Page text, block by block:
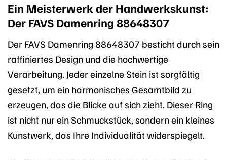
Ein Meisterwerk der Handwerkskunst:
Der FAVS Damenring 88648307
Der FAVS Damenring 88648307 besticht durch sein
raffiniertes Design und die hochwertige
Verarbeitung. Jeder einzelne Stein ist sorgfältig
gesetzt, um ein harmonisches Gesamtbild zu
erzeugen, das die Blicke auf sich zieht. Dieser Ring
ist nicht nur ein Schmuckstück, sondern ein kleines
Kunstwerk, das Ihre Individualität widerspiegelt.